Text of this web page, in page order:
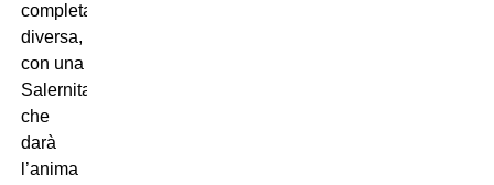
completamente
diversa,
con una
Salernitana
che
darà
l’anima